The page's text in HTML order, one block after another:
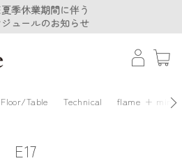
Floor/Table Technical flame + minä
季休業期間に伴う
ュールのお知らせ
季休業期間に伴う
ュールのお知らせ
E17